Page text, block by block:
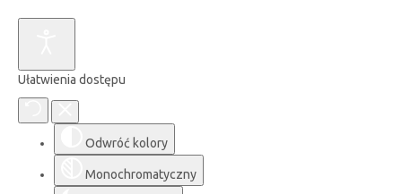
Ułatwienia dostępu
Odwróć kolory
Monochromatyczny